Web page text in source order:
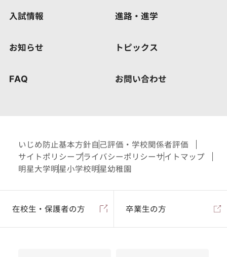
入試情報 進路・進学
お知らせ トピックス
FAQ お問い合わせ
いじめ防止基本方針自己評価・学校関係者評価
サイトポリシー プライバシーポリシーサイトマップ
明星大学明星小学校明星幼稚園
在校生・保護者の方 卒業生の方